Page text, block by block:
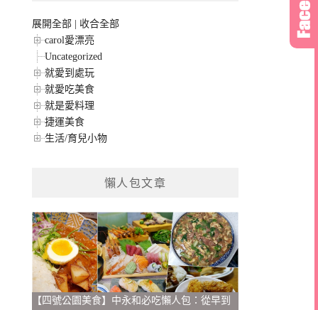
展開全部 | 收合全部
carol愛漂亮
Uncategorized
就愛到處玩
就愛吃美食
就是愛料理
捷運美食
生活/育兒小物
懶人包文章
【四號公園美食】中永和必吃懶人包：從早到